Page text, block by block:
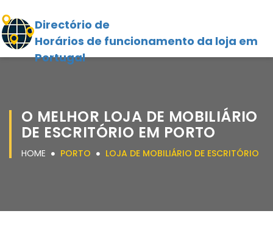
Directório de
Horários de funcionamento da loja em
Portugal
O MELHOR LOJA DE MOBILIÁRIO
DE ESCRITÓRIO EM PORTO
HOME PORTO LOJA DE MOBILIÁRIO DE ESCRITÓRIO